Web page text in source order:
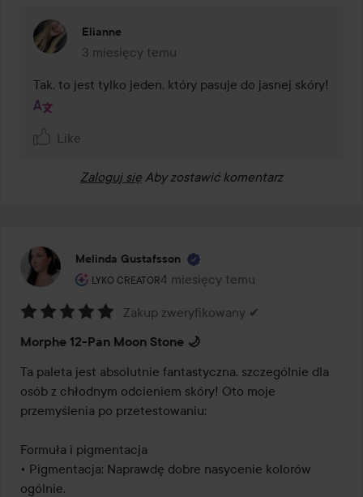
Elianne
3 miesięcy temu
Komentarz został dodany 3 miesięcy temu
Tak, to jest tylko jeden, który pasuje do jasnej skóry!
Like
Zaloguj się Aby zostawić komentarz
Melinda Gustafsson
LYKO CREATOR
Rola użytkownika: Lyko Creator.
4 miesięcy temu
Post został utworzony 4 miesięcy
5
z
5
Zakup zweryfikowany ✔
Morphe 12-Pan Moon Stone 🌙
Ta paleta jest absolutnie fantastyczna, szczególnie dla
osób z chłodnym odcieniem skóry! Oto moje
przemyślenia po przetestowaniu:
Formuła i pigmentacja
• Pigmentacja: Naprawdę dobre nasycenie kolorów
ogólnie.